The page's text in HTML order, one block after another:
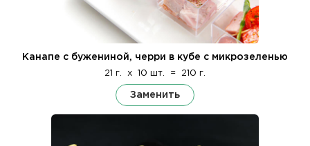
Канапе с бужениной, черри в кубе с микрозеленью
21 г. x 10 шт. = 210 г.
Заменить